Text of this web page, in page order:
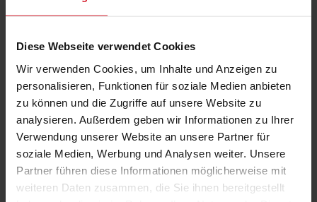
Diese Webseite verwendet Cookies
Wir verwenden Cookies, um Inhalte und Anzeigen zu
personalisieren, Funktionen für soziale Medien anbieten
zu können und die Zugriffe auf unsere Website zu
analysieren. Außerdem geben wir Informationen zu Ihrer
Verwendung unserer Website an unsere Partner für
soziale Medien, Werbung und Analysen weiter. Unsere
Partner führen diese Informationen möglicherweise mit
weiteren Daten zusammen, die Sie ihnen bereitgestellt
05.10. - 09.10.26
Online LIVE
working @ home / hybrid
€ 1.970,00
30.11. - 04.12.26